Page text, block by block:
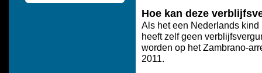
Hoe kan deze
Als het een Nederlands
heeft zelf geen
worden op het Zambrano-
2011.